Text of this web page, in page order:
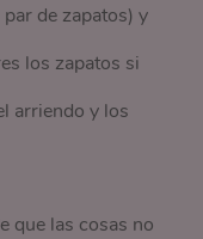
de zapatos) y
los zapatos si
arriendo y los
que las cosas no